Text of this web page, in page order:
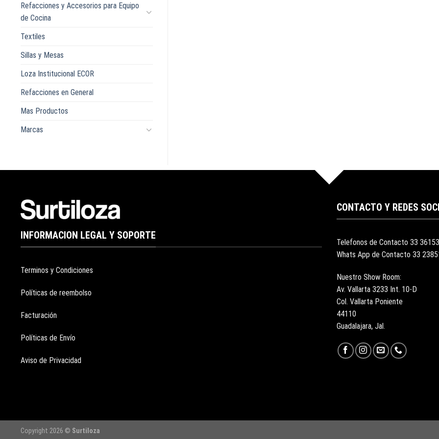
Refacciones y Accesorios para Equipo
de Cocina
Textiles
Sillas y Mesas
Loza Institucional ECOR
Refacciones en General
Mas Productos
Marcas
INFORMACION LEGAL Y SOPORTE
Terminos y Condiciones
Políticas de reembolso
Facturación
Políticas de Envío
Aviso de Privacidad
CONTACTO Y REDES
Telefonos de Contacto 33
Whats App de Contacto 33
Nuestro Show Room:
Av. Vallarta 3233 Int. 10-D
Col. Vallarta Poniente
44110
Guadalajara, Jal.
Copyright 2026 © Surtiloza